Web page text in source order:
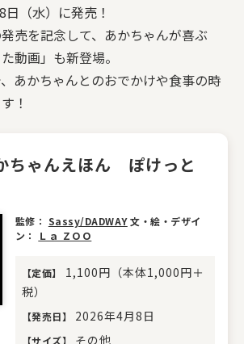
（水）に発売！
売を記念して、あかちゃんが喜ぶ
動画」も新登場。
あかちゃんとのおでかけや食事の時
！
ちゃんえほん ぽけっと
監修： Sassy/DADWAY文・絵・デザイ
ン：
Ｌａ ＺＯＯ
【定価】
1,100円（本体1,000円＋
税）
【発売日】 2026年4月8日
【サイズ】 その他